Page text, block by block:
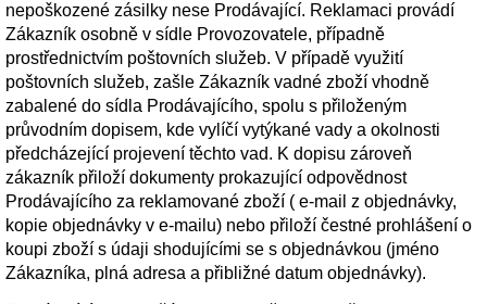
nepoškozené zásilky nese Prodávající. Reklamaci provádí
Zákazník osobně v sídle Provozovatele, případně
prostřednictvím poštovních služeb. V případě využití
poštovních služeb, zašle Zákazník vadné zboží vhodně
zabalené do sídla Prodávajícího, spolu s přiloženým
průvodním dopisem, kde vylíčí vytýkané vady a okolnosti
předcházející projevení těchto vad. K dopisu zároveň
zákazník přiloží dokumenty prokazující odpovědnost
Prodávajícího za reklamované zboží ( e-mail z objednávky,
kopie objednávky v e-mailu) nebo přiloží čestné prohlášení o
koupi zboží s údaji shodujícími se s objednávkou (jméno
Zákazníka, plná adresa a přibližné datum objednávky).